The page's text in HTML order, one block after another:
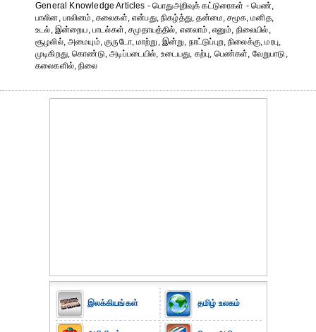
General Knowledge Articles - பொதுஅறிவுக் கட்டுரைகள் - பெண்,
பாலின, பாலினம், கலைகள், என்பது, நிகழ்த்து, தன்மை, சமூக, மனித,
உடல், இன்றைய, பாடல்கள், சமுதாயத்தில், எனலாம், எனும், நிலையில்,
சூழலில், அமையும், குருடோ, மாற்று, இன்று, நாட்டுப்புற, நிலைக்கு, மரபு,
முடிகிறது, கொண்டு, அடிப்படையில், உடையது, கற்பு, பெண்கள், வேறுபாடு,
கலைகளில், நிலை
இலக்கியங்கள் தமிழ் உலகம்